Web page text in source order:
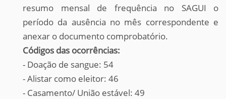
resumo mensal de frequência no SAGUI o
período da ausência no mês correspondente e
anexar o documento comprobatório.
Códigos das ocorrências:
- Doação de sangue: 54
- Alistar como eleitor: 46
- Casamento/ União estável: 49